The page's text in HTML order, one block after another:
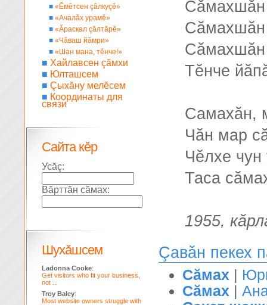
Сăмахшăн
Сăмахшăн
Сăмахшăн
Тĕнче
Самахăн,
Чăн мар
Чĕлхе
Таса
1955,
Çавăн пекех
Сăмах |
Сăмах |
■ «Ĕмĕтсен çăлкуçĕ»
■ «Ачалăх урамĕ»
■ «Ăраскал çăлтăрĕ»
■ «Чăваш йăмри»
■ «Шан мана, тĕнче!»
■ Хайлавсен çăмхи
■ Юлташсем
■ Çыхăну мелĕсем
■ Координаты для
связи
Сайта кĕр
Усăç:
Вăрттăн сăмах:
Шухăшсем
Ladonna Cooke:
Get visitors who fit your business,
not ...
Troy Baley:
Most website owners struggle with